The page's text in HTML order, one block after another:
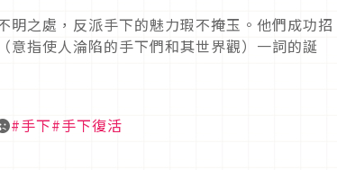
之處，反派手下的魅力瑕不掩玉。他們成功招
意指使人淪陷的手下們和其世界觀）一詞的誕
#手下#手下復活